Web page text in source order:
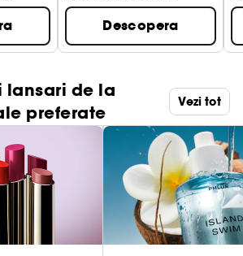
Descopera
lansari de la
preferate
Vezi tot